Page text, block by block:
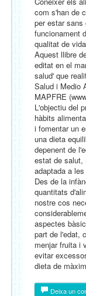
com s'han de
per estar sans
funcionament
qualitat de
Aquest llibre
editat en el
salud' que
Salud i Medio
MAPFRE
L'objectiu del
hàbits
i fomentar un
una dieta
depenent de
estat de salut,
adaptada a
Des de la
quantitats
nostre cos
aspectes
part de l'edat,
menjar fruita i
evitar
dieta de
Deixa un